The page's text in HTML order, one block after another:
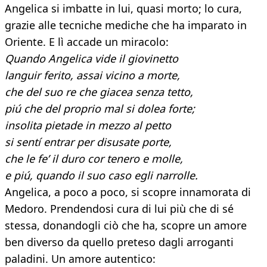
Angelica si imbatte in lui, quasi morto; lo cura,
grazie alle tecniche mediche che ha imparato in
Oriente. E lì accade un miracolo:
Quando Angelica vide il giovinetto
languir ferito, assai vicino a morte,
che del suo re che giacea senza tetto,
piú che del proprio mal si dolea forte;
insolita pietade in mezzo al petto
si sentí entrar per disusate porte,
che le fe’ il duro cor tenero e molle,
e piú, quando il suo caso egli narrolle.
Angelica, a poco a poco, si scopre innamorata di
Medoro. Prendendosi cura di lui più che di sé
stessa, donandogli ciò che ha, scopre un amore
ben diverso da quello preteso dagli arroganti
paladini. Un amore autentico: